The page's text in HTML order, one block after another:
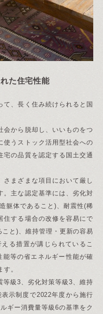
た住宅性能
、長く住み続けられると国
会から脱却し、いいものをつ
使うストック活用型社会への
宅の品質を認定する国土交通
まざまな項目において厳し
。主な認定基準には、劣化対
躯体であること)、耐震性(稀
住する場合の改修を容易にで
と)、維持管理・更新の容易
る措置が講じられているこ
等の省エネルギー性能が確
。
等級3、劣化対策等級3、維持
示制度で2022年度から施行
ギー消費量等級6の基準をク